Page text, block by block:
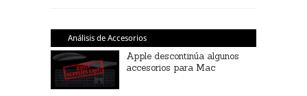
Análisis de Accesorios
Apple descontinúa algunos
accesorios para Mac